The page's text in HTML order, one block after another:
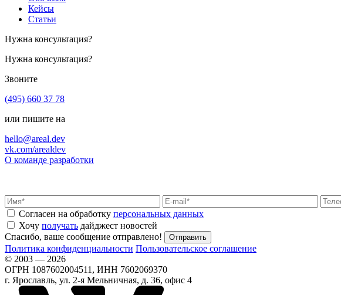
Кейсы
Статьи
Нужна консультация?
Нужна консультация?
Звоните
(495) 660 37 78
или пишите на
hello@areal.dev
vk.com/arealdev
О команде разработки
Согласен на обработку персональных данных
Хочу получать дайджест новостей
Спасибо, ваше сообщение отправлено!
Политика конфиденциальности Пользовательское соглашение
© 2003 — 2026
ОГРН 1087602004511, ИНН 7602069370
г. Ярославль, ул. 2-я Мельничная, д. 36, офис 4